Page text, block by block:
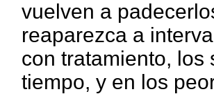
vuelven a
reaparezca a
con tratamiento, los
tiempo, y en los